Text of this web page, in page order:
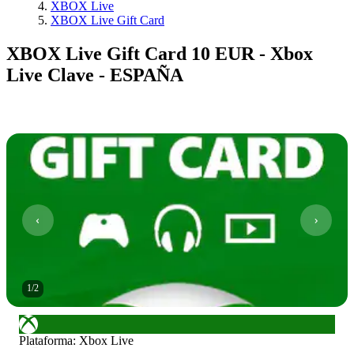
XBOX Live
XBOX Live Gift Card
XBOX Live Gift Card 10 EUR - Xbox
Live Clave - ESPAÑA
1/2
Plataforma: Xbox Live